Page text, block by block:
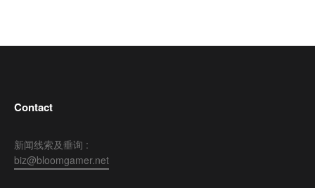
Contact
新闻线索及垂询 :
biz@bloomgamer.net